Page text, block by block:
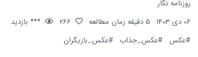
روزنامه نگار
06 دی 1403
5 دقیقه زمان مطالعه
*** بازدید
#عکس
#عکس_جذاب #عکس_بازیگران